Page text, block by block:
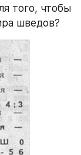
того, чтобы
шведов?